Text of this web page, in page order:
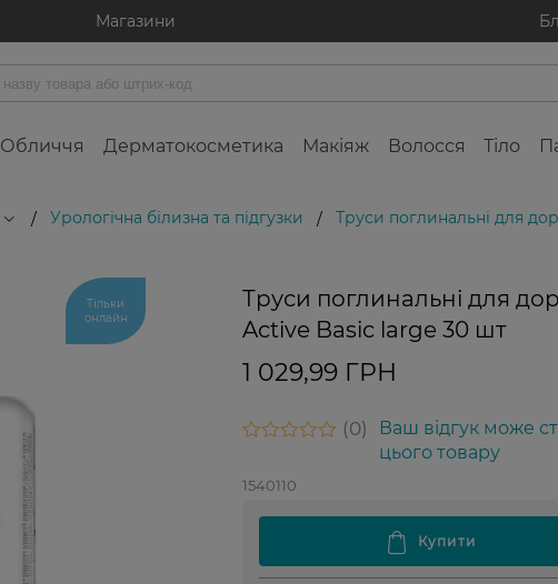
Магазини
Обличчя Дерматокосметика Макіяж Волосся Тіло
/ Урологічна білизна та підгузки / Труси поглинальні для
Тільки
онлайн
Труси поглинальні для
Active Basic large 30 шт
1 029,99 ГРН
0
Ваш відгук може
цього товару
1540110